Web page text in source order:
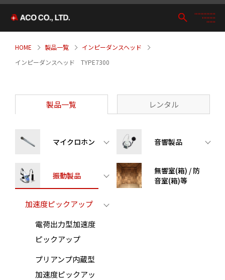
HOME 製品一覧
インピーダンスヘッド
インピーダンスヘッド TYPE7300
製品一覧 レンタル
マイクロホン 音響製品
振動製品
加速度ピックアップ
電荷出力型加速度
ピックアップ
プリアンプ内蔵型
加速度ピックアッ
無響室(箱) / 防
音室(箱)等